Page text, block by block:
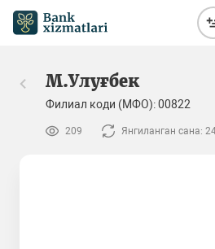
М.Улуғбек
Филиал коди (МФО): 00822
209 Янгиланган сана: